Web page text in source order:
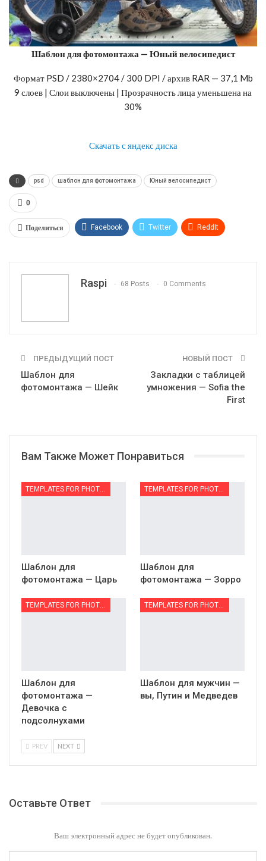
Шаблон для фотомонтажа — Юный велосипедист
Формат PSD / 2380×2704 / 300 DPI / архив RAR — 37,1 Mb
9 слоев | Слои выключены | Прозрачность лица уменьшена на
30%
Скачать с яндекс диска
psd шаблон для фотомонтажа Юный велосипедист
0
Поделиться Facebook Twitter ReddIt
Raspi 68 Posts 0 Comments
ПРЕДЫДУЩИЙ ПОСТ
Шаблон для
фотомонтажа — Шейк
НОВЫЙ ПОСТ
Закладки с таблицей
умножения — Sofia the
First
Вам Также Может Понравиться
Шаблон для
фотомонтажа — Царь
Шаблон для
фотомонтажа — Зорро
TEMPLATES FOR PHOTOMONTAGE | ШАБЛОНЫ ДЛЯ ФОТОМОНТАЖА
Шаблон для
фотомонтажа —
Девочка с
подсолнухами
TEMPLATES FOR PHOTOMONTAGE | ШАБЛОНЫ ДЛЯ ФОТОМОНТАЖА
Шаблон для мужчин —
вы, Путин и Медведев
PREV NEXT
Оставьте Ответ
Ваш электронный адрес не будет опубликован.